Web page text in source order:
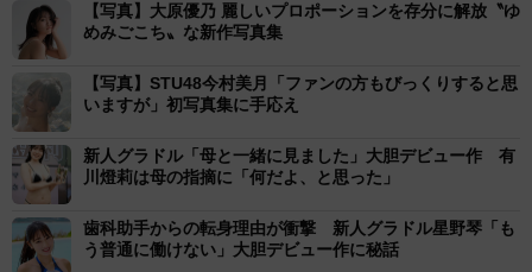
【写真】大原優乃 麗しいプロポーションを存分に解放〝ゆ
めみごこち〟な新作写真集
【写真】STU48今村美月「ファンの方もびっくりすると思
いますが」初写真集に手応え
新人グラドル「母と一緒に見ました」大胆デビュー作 有
川燈莉は母の指摘に「何だよ、と思った」
歯科助手からの転身理由が衝撃 新人グラドル星野琴「も
う普通に働けない」大胆デビュー作に秘話